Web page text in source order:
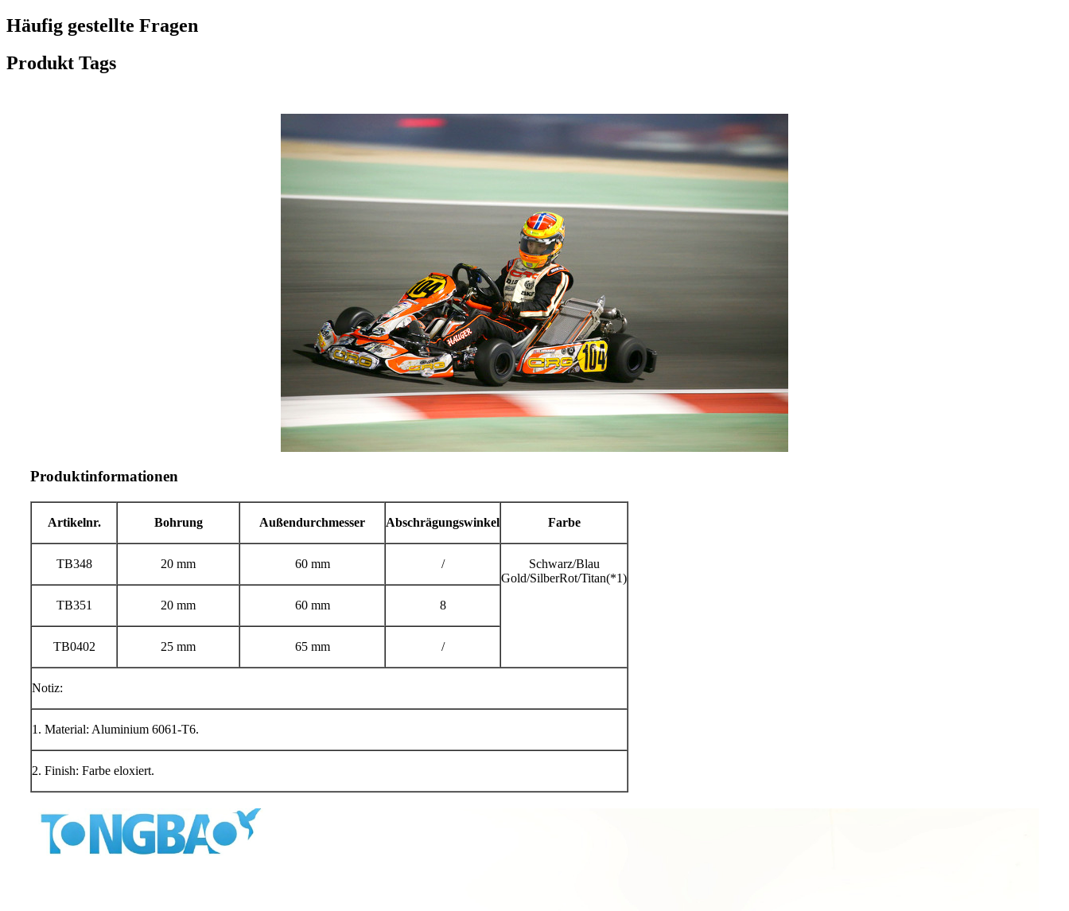
Häufig gestellte Fragen
Produkt Tags
Produktinformationen
Artikelnr. Bohrung Außendurchmesser Abschrägungswinkel Farbe
TB348 20 mm 60 mm /
Schwarz/Blau
Gold/SilberRot/Titan(*1)
TB351
20 mm 60 mm 8
TB0402 25 mm 65 mm /
Notiz:
1. Material: Aluminium 6061-T6.
2. Finish: Farbe eloxiert.